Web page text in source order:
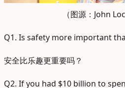
（图源：John
Q1. Is safety more important
安全比乐趣更重要吗？
Q2. If you had $10 billion to